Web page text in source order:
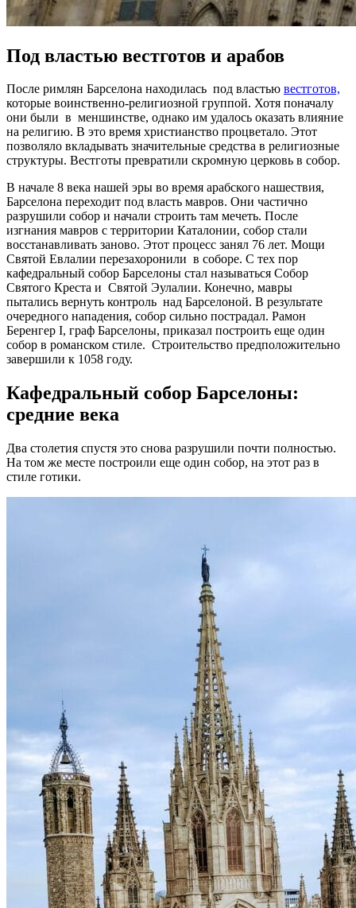
Под властью вестготов и арабов
После римлян Барселона находилась под властью вестготов,
которые воинственно-религиозной группой. Хотя поначалу
они были в меншинстве, однако им удалось оказать влияние
на религию. В это время христианство процветало. Этот
позволяло вкладывать значительные средства в религиозные
структуры. Вестготы превратили скромную церковь в собор.
В начале 8 века нашей эры во время арабского нашествия,
Барселона переходит под власть мавров. Они частично
разрушили собор и начали строить там мечеть. После
изгнания мавров с территории Каталонии, собор стали
восстанавливать заново. Этот процесс занял 76 лет. Мощи
Святой Евлалии перезахоронили в соборе. С тех пор
кафедральный собор Барселоны стал называться Собор
Святого Креста и Святой Эулалии. Конечно, мавры
пытались вернуть контроль над Барселоной. В результате
очередного нападения, собор сильно пострадал. Рамон
Беренгер I, граф Барселоны, приказал построить еще один
собор в романском стиле. Строительство предположительно
завершили к 1058 году.
Кафедральный собор Барселоны:
средние века
Два столетия спустя это снова разрушили почти полностью.
На том же месте построили еще один собор, на этот раз в
стиле готики.